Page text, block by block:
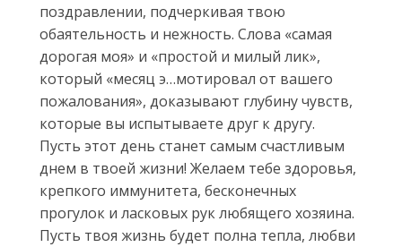
поздравлении, подчеркивая твою
обаятельность и нежность. Слова «самая
дорогая моя» и «простой и милый лик»,
который «месяц э…мотировал от вашего
пожалования», доказывают глубину чувств,
которые вы испытываете друг к другу.
Пусть этот день станет самым счастливым
днем в твоей жизни! Желаем тебе здоровья,
крепкого иммунитета, бесконечных
прогулок и ласковых рук любящего хозяина.
Пусть твоя жизнь будет полна тепла, любви